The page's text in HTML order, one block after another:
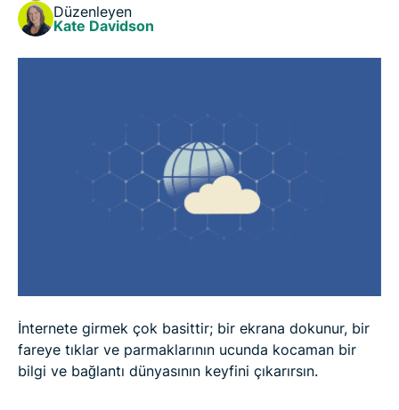
İnternet altyapısının zorlukları ve geleceği
Düzenleyen
Kate Davidson
İnternete girmek çok basittir; bir ekrana dokunur, bir
fareye tıklar ve parmaklarının ucunda kocaman bir
bilgi ve bağlantı dünyasının keyfini çıkarırsın.